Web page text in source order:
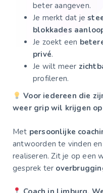
beter aangeven.
Je merkt dat je
blokkades
Je zoekt een
privé.
Je wilt meer
profileren.
Voor iedereen die
weer grip wil krijgen
Met persoonlijke
antwoorden te vinden
realiseren. Zit je op een
gesprek ter